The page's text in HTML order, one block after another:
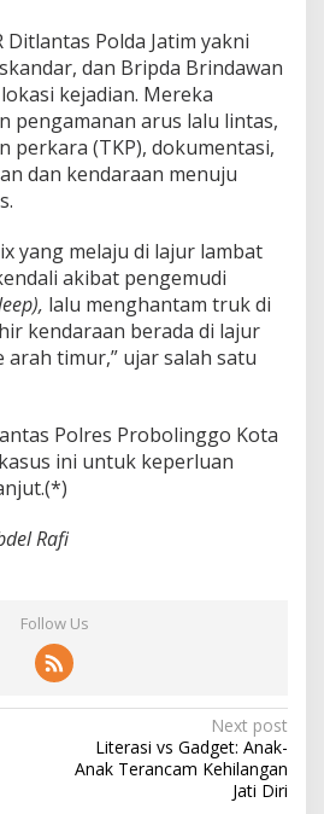
Ditlantas Polda Jatim yakni
dan Bripda Brindawan
kejadian. Mereka
pengamanan arus lalu lintas,
perkara (TKP), dokumentasi,
dan kendaraan menuju
yang melaju di lajur lambat
akibat pengemudi
lalu menghantam truk di
kendaraan berada di lajur
arah timur,” ujar salah satu
Polres Probolinggo Kota
ini untuk keperluan
Rafi
Follow Us
Next post
Literasi vs Gadget: Anak-
Anak Terancam Kehilangan
Jati Diri